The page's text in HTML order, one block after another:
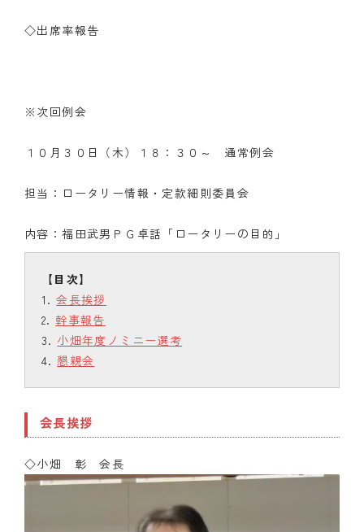
◇出席率報告
※次回例会
１０月３０日（木）１８：３０～ 通常例会
担当：ロータリー情報・定款細則委員会
内容：福田武男ＰＧ卓話「ロータリーの目的」
会長挨拶
幹事報告
小畑年度ノミニー選考
懇親会
会長挨拶
◇小畑 彰 会長